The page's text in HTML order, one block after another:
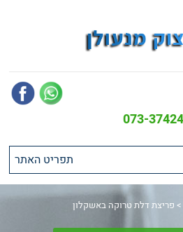
> פריצת דלת טרוקה באשקלון